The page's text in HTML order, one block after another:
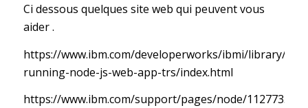
Ci dessous quelques site web qui peuvent vous
aider .
https://www.ibm.com/developerworks/ibmi/library/i-
running-node-js-web-app-trs/index.html
https://www.ibm.com/support/pages/node/1127733